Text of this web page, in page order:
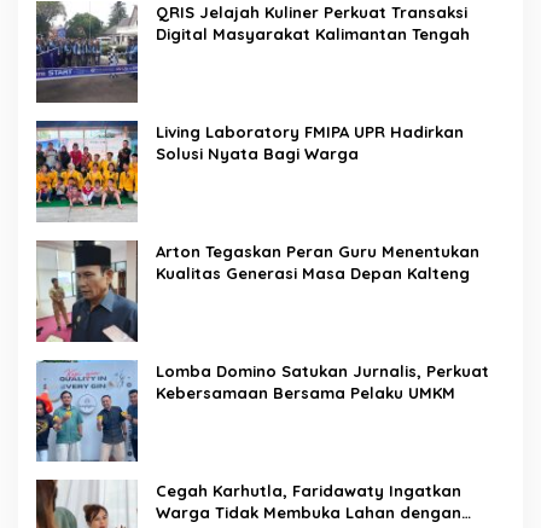
QRIS Jelajah Kuliner Perkuat Transaksi
Digital Masyarakat Kalimantan Tengah
Living Laboratory FMIPA UPR Hadirkan
Solusi Nyata Bagi Warga
Arton Tegaskan Peran Guru Menentukan
Kualitas Generasi Masa Depan Kalteng
Lomba Domino Satukan Jurnalis, Perkuat
Kebersamaan Bersama Pelaku UMKM
Cegah Karhutla, Faridawaty Ingatkan
Warga Tidak Membuka Lahan dengan